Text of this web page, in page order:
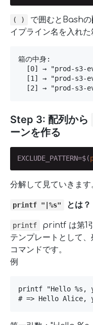
( ) で囲むとBashの
イプライン名を入れた
箱の中身:
[0] → "prod-s3-
[1] → "prod-s3-
[2] → "prod-s3-
Step 3: 配列から
ーンを作る
EXCLUDE_PATTERN=$(
分解して見ていきます
printf "|%s" とは？
printf
printf は第1
テンプレートとして
コマンドです。
例
printf "Hello %s,
# => Hello Alice,